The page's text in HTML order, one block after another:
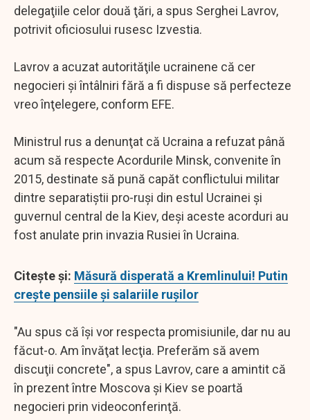
delegaţiile celor două ţări, a spus Serghei Lavrov,
potrivit oficiosului rusesc Izvestia.
Lavrov a acuzat autorităţile ucrainene că cer
negocieri şi întâlniri fără a fi dispuse să perfecteze
vreo înţelegere, conform EFE.
Ministrul rus a denunţat că Ucraina a refuzat până
acum să respecte Acordurile Minsk, convenite în
2015, destinate să pună capăt conflictului militar
dintre separatiştii pro-ruşi din estul Ucrainei şi
guvernul central de la Kiev, deşi aceste acorduri au
fost anulate prin invazia Rusiei în Ucraina.
Citeşte şi: Măsură disperată a Kremlinului! Putin
creşte pensiile şi salariile rușilor
"Au spus că îşi vor respecta promisiunile, dar nu au
făcut-o. Am învăţat lecţia. Preferăm să avem
discuţii concrete", a spus Lavrov, care a amintit că
în prezent între Moscova şi Kiev se poartă
negocieri prin videoconferinţă.